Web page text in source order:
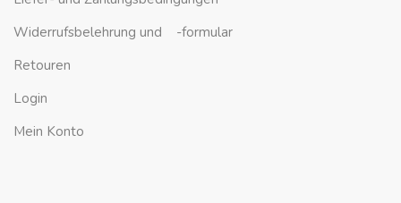
Widerrufsbelehrung und -formular
Retouren
Login
Mein Konto